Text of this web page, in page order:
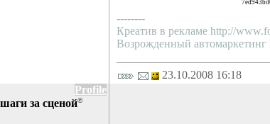
--------
Креатив в рекламе http://
Возрожденный
23.10.2008 16:18
Profile
шаги за сценой©